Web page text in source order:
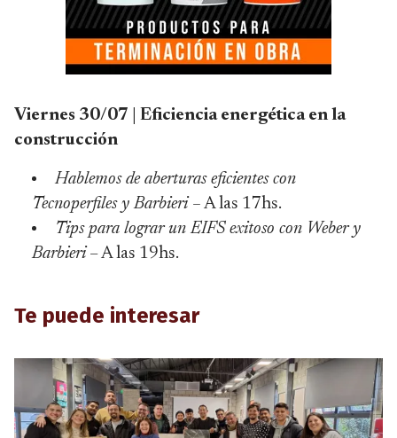
Viernes 30/07 | Eficiencia energética en la
construcción
Hablemos de aberturas eficientes con
Tecnoperfiles y Barbieri – A las 17hs.
Tips para lograr un EIFS exitoso con Weber y
Barbieri – A las 19hs.
Te puede interesar